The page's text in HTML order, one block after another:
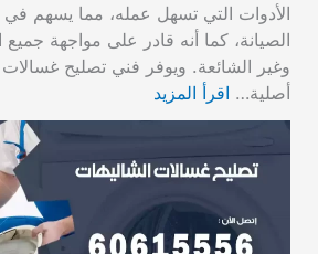
الأدوات التي تسهل عمله، مما يسهم
الصيانة، كما أنه قادر على مواجهة جميع
وغير الشائعة. ويوفر فني تصليح
أصلية… اقرأ المزيد